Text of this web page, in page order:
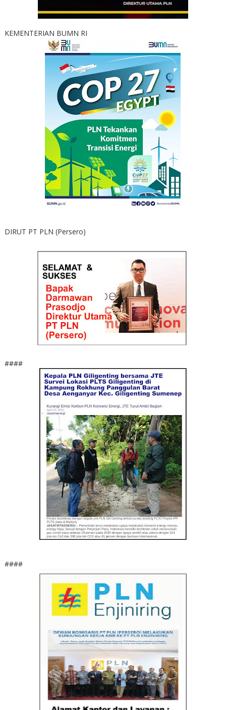
KEMENTERIAN BUMN RI
DIRUT PT PLN (Persero)
####
####